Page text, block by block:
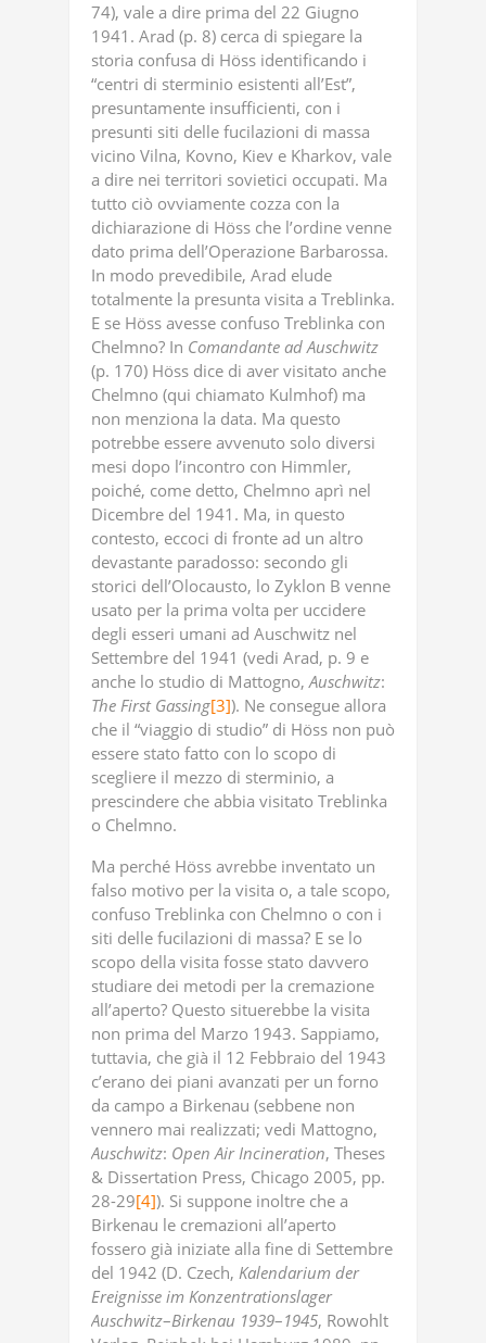
74), vale a dire prima del 22 Giugno
1941. Arad (p. 8) cerca di spiegare la
storia confusa di Höss identificando i
“centri di sterminio esistenti all’Est”,
presuntamente insufficienti, con i
presunti siti delle fucilazioni di massa
vicino Vilna, Kovno, Kiev e Kharkov, vale
a dire nei territori sovietici occupati. Ma
tutto ciò ovviamente cozza con la
dichiarazione di Höss che l’ordine venne
dato prima dell’Operazione Barbarossa.
In modo prevedibile, Arad elude
totalmente la presunta visita a Treblinka.
E se Höss avesse confuso Treblinka con
Chelmno? In Comandante ad Auschwitz
(p. 170) Höss dice di aver visitato anche
Chelmno (qui chiamato Kulmhof) ma
non menziona la data. Ma questo
potrebbe essere avvenuto solo diversi
mesi dopo l’incontro con Himmler,
poiché, come detto, Chelmno aprì nel
Dicembre del 1941. Ma, in questo
contesto, eccoci di fronte ad un altro
devastante paradosso: secondo gli
storici dell’Olocausto, lo Zyklon B venne
usato per la prima volta per uccidere
degli esseri umani ad Auschwitz nel
Settembre del 1941 (vedi Arad, p. 9 e
anche lo studio di Mattogno,Auschwitz:
The First Gassing[3]). Ne consegue allora
che il “viaggio di studio” di Höss non può
essere stato fatto con lo scopo di
scegliere il mezzo di sterminio, a
prescindere che abbia visitato Treblinka
o Chelmno.
Ma perché Höss avrebbe inventato un
falso motivo per la visita o, a tale scopo,
confuso Treblinka con Chelmno o con i
siti delle fucilazioni di massa? E se lo
scopo della visita fosse stato davvero
studiare dei metodi per la cremazione
all’aperto? Questo situerebbe la visita
non prima del Marzo 1943. Sappiamo,
tuttavia, che già il 12 Febbraio del 1943
c’erano dei piani avanzati per un forno
da campo a Birkenau (sebbene non
vennero mai realizzati; vedi Mattogno,
Auschwitz: Open Air Incineration, Theses
& Dissertation Press, Chicago 2005, pp.
28-29[4]). Si suppone inoltre che a
Birkenau le cremazioni all’aperto
fossero già iniziate alla fine di Settembre
del 1942 (D. Czech, Kalendarium der
Ereignisse im Konzentrationslager
Auschwitz–Birkenau 1939–1945, Rowohlt